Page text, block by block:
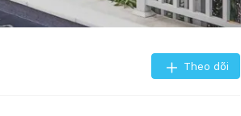
Theo dõi